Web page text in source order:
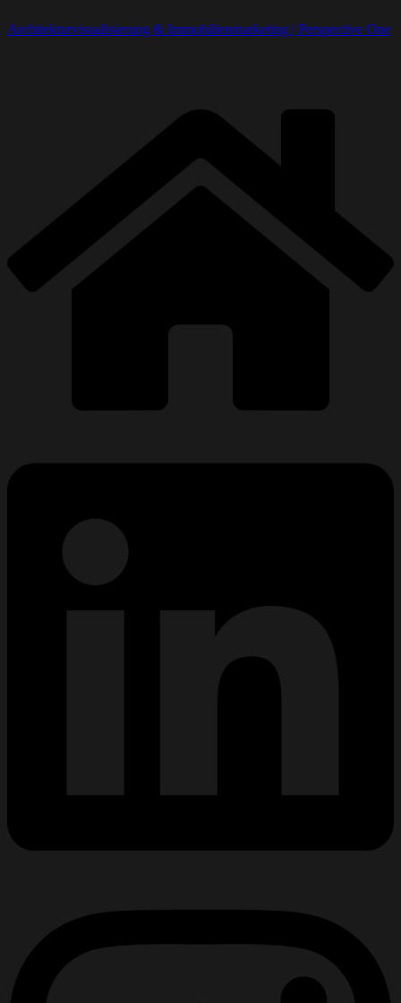
Architekturvisualisierung & Immobilienmarketing | Perspective One